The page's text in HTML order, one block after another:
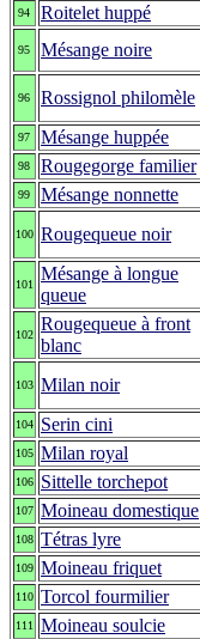
94 Roitelet huppé
95 Mésange noire
96 Rossignol philomèle
97 Mésange huppée
98 Rougegorge familier
99 Mésange nonnette
100 Rougequeue noir
101
Mésange à longue
queue
102
Rougequeue à front
blanc
103 Milan noir
104 Serin cini
105 Milan royal
106 Sittelle torchepot
107 Moineau domestique
108 Tétras lyre
109 Moineau friquet
110 Torcol fourmilier
111 Moineau soulcie